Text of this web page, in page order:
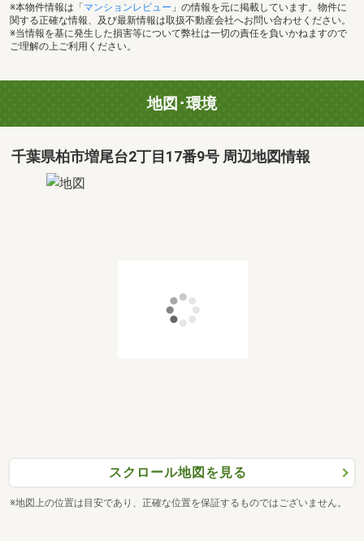
※本物件情報は「 マンションレビュー 」の情報を元に掲載しています。物件に
関する正確な情報、及び最新情報は取扱不動産会社へお問い合わせください。
※当情報を基に発生した損害等について弊社は一切の責任を負いかねますので
ご理解の上ご利用ください。
地図･環境
千葉県柏市増尾台2丁目17番9号 周辺地図情報
スクロール地図を見る
※地図上の位置は目安であり、正確な位置を保証するものではございません。